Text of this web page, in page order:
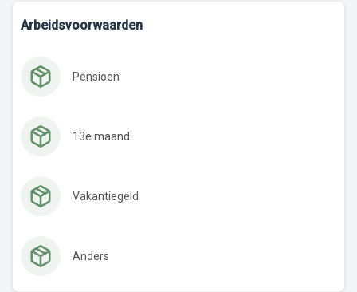
Arbeidsvoorwaarden
Pensioen
13e maand
Vakantiegeld
Anders